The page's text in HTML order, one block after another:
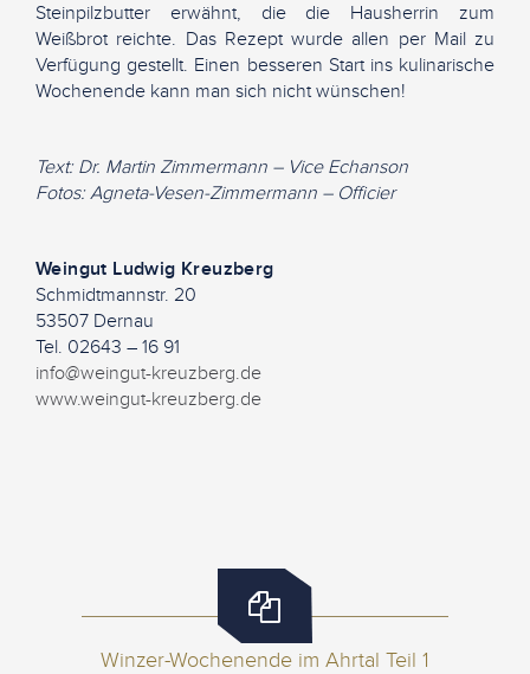
Steinpilzbutter erwähnt, die die Hausherrin zum
Weißbrot reichte. Das Rezept wurde allen per Mail zu
Verfügung gestellt. Einen besseren Start ins kulinarische
Wochenende kann man sich nicht wünschen!
Text: Dr. Martin Zimmermann – Vice Echanson
Fotos: Agneta-Vesen-Zimmermann – Officier
Weingut Ludwig Kreuzberg
Schmidtmannstr. 20
53507 Dernau
Tel. 02643 – 16 91
info@weingut-kreuzberg.de
www.weingut-kreuzberg.de
Winzer-Wochenende im Ahrtal Teil 1